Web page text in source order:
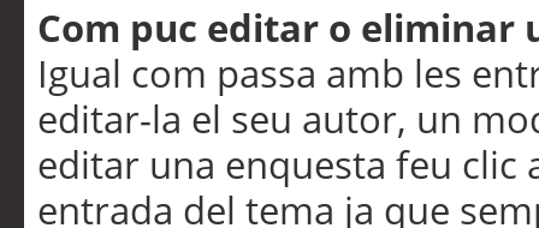
Com puc editar o eliminar
Igual com passa amb les
editar-la el seu autor, un
editar una enquesta feu clic
entrada del tema ja que